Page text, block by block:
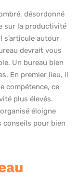
désordonné
sur la productivité
s’articule autour
devrait vous
Un bureau bien
En premier lieu, il
compétence, ce
plus élevés.
éloigne
pour bien